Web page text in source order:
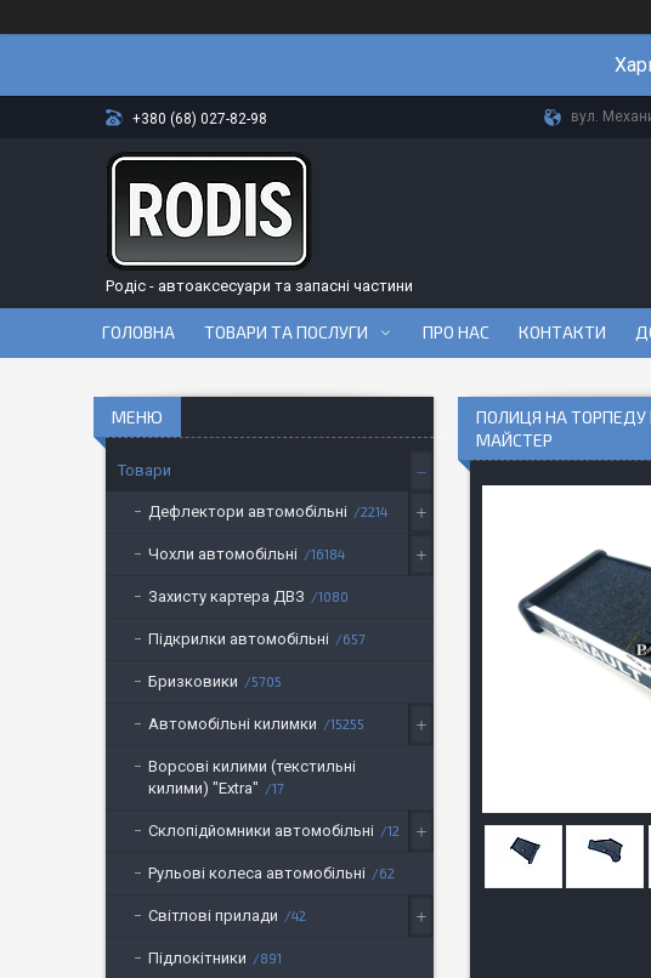
+380 (68) 027-82-98 вул.
Родіс - автоаксесуари та запасні частини
ГОЛОВНА ТОВАРИ ТА ПОСЛУГИ ПРО НАС КОНТАКТИ
ПОЛИЦЯ НА ТОРПЕДУ
МАЙСТЕР
Товари
Дефлектори автомобільні 2214
Чохли автомобільні 16184
Захисту картера ДВЗ 1080
Підкрилки автомобільні 657
Бризковики 5705
Автомобільні килимки 15255
Ворсові килими (текстильні
килими) "Extra"
17
Склопідйомники автомобільні 12
Рульові колеса автомобільні 62
Світлові прилади 42
Підлокітники 891